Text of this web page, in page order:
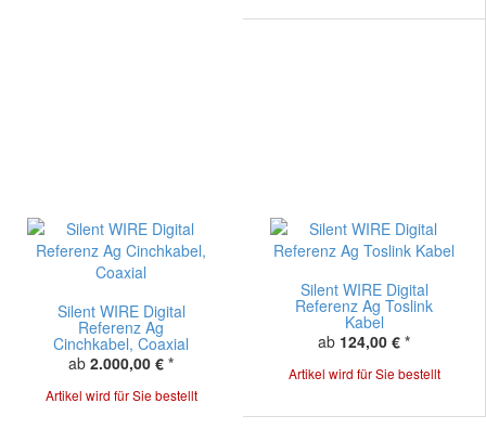
Silent WIRE Digital
Referenz Ag
Cinchkabel, Coaxial
ab 2.000,00 € *
Artikel wird für Sie bestellt
Silent WIRE Digital
Referenz Ag Toslink
Kabel
ab 124,00 € *
Artikel wird für Sie bestellt